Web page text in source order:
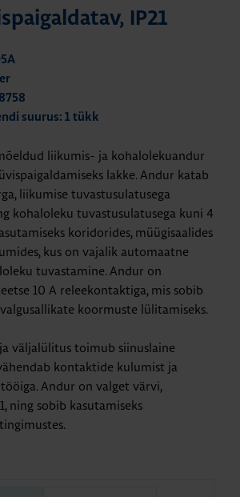
IP21
suurus: 1 tükk
liikumis- ja kohalolekuandur
lakke. Andur katab
liikumise tuvastusulatusega
kohaloleku tuvastusulatusega kuni 4
koridorides, müügisaalides
kus on vajalik automaatne
tuvastamine. Andur on
10 A releekontaktiga, mis sobib
koormuste lülitamiseks.
väljalülitus toimub siinuslaine
kontaktide kulumist ja
Andur on valget värvi,
ning sobib kasutamiseks